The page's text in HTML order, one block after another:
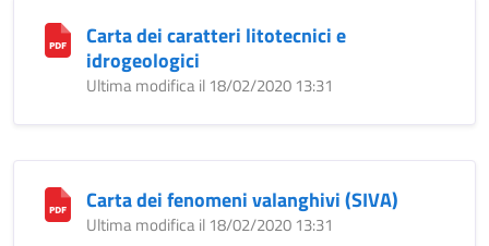
Carta dei caratteri litotecnici e
idrogeologici
Ultima modifica il 18/02/2020 13:31
Carta dei fenomeni valanghivi (SIVA)
Ultima modifica il 18/02/2020 13:31